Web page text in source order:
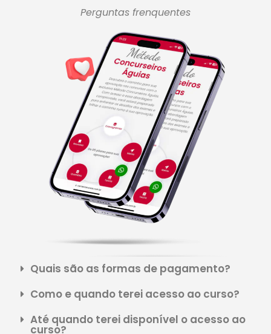
Perguntas frenquentes
Quais são as formas de pagamento?
Como e quando terei acesso ao curso?
Até quando terei disponível o acesso ao
curso?